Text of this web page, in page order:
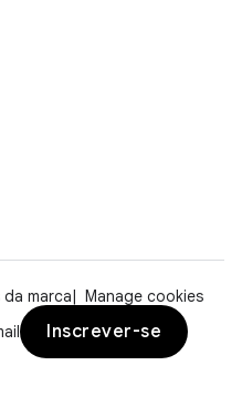
marca
Manage cookies
Inscrever-se